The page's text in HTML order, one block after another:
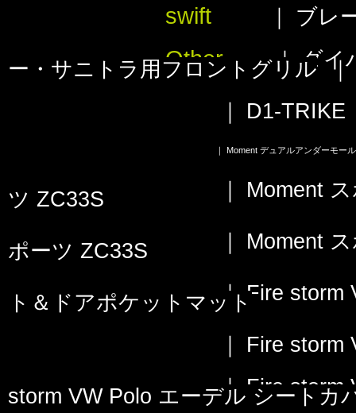
swift ブレ
Other｜ダイ
ー・サニトラ用フロントグリル｜
D1-TRIKE
｜ Moment デュアルアンダーモール
Moment
ツ ZC33S
Moment
ポーツ ZC33S
｜ Fire storm
ト＆ドアポケットマット
Fire storm
｜ Fire storm
storm VW Polo エーデル シートカ